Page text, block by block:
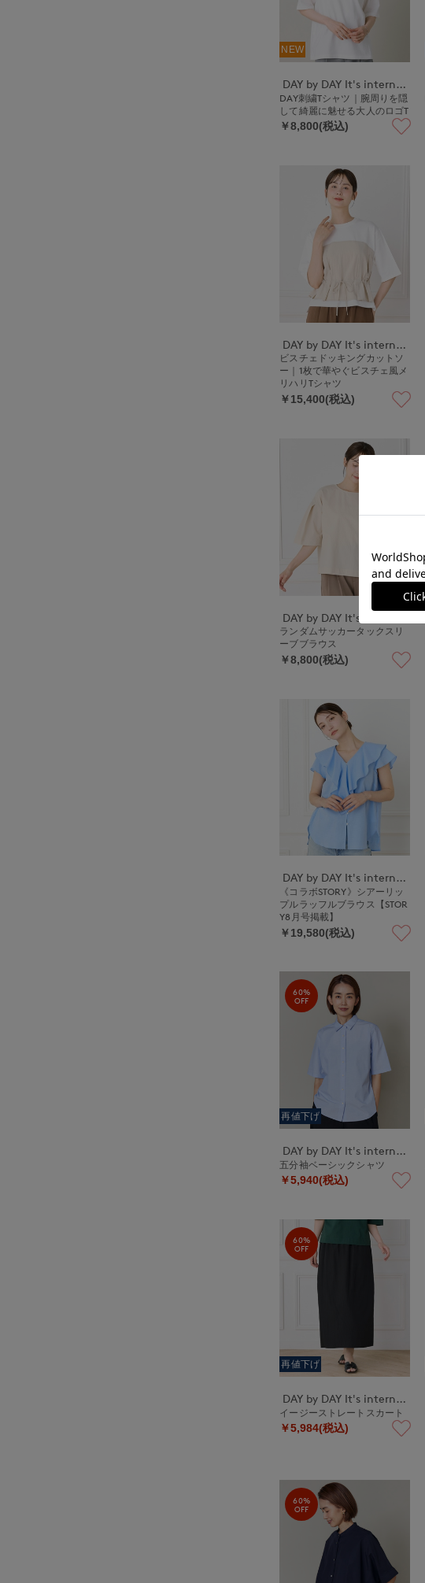
NEW
DAY by DAY It's international
DAY刺繍Tシャツ｜腕周りを隠
して綺麗に魅せる大人のロゴT
￥8,800(税込)
DAY by DAY It's international
ビスチェドッキングカットソ
ー｜1枚で華やぐビスチェ風メ
リハリTシャツ
￥15,400(税込)
ランダムサッカータックスリ
ーブブラウス
￥8,800(税込)
DAY by DAY It's international
《コラボSTORY》シアーリッ
プルラッフルブラウス【STOR
Y8月号掲載】
￥19,580(税込)
60%
OFF
再値下げ
DAY by DAY It's international
五分袖ベーシックシャツ
￥5,940(税込)
60%
OFF
再値下げ
DAY by DAY It's international
イージーストレートスカート
￥5,984(税込)
60%
OFF